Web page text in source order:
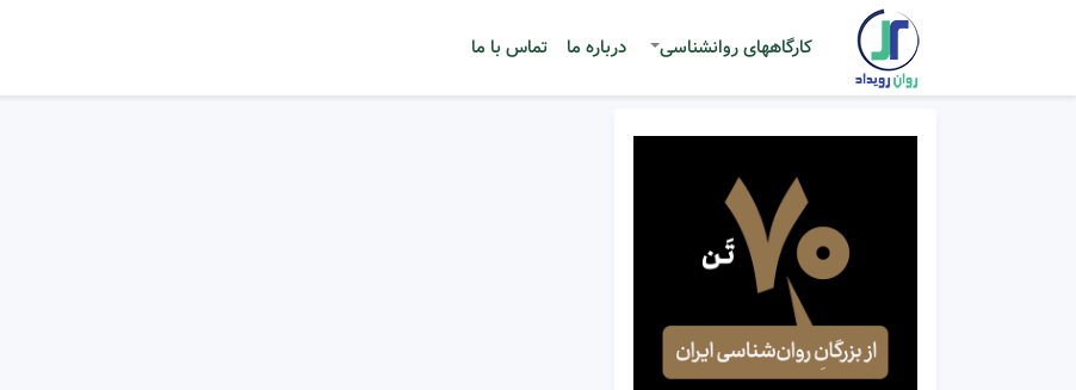
کارگاههای روانشناسی درباره ما تماس با ما